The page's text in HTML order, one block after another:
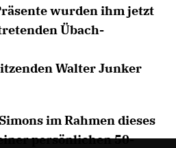
wurden ihm jetzt
Übach-
Walter Junker
im Rahmen dieses
persönlichen 50-